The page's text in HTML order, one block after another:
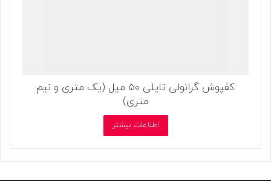
کفپوش گرانولی تایلی 50 میل (یک متری و نیم
متری)
اطلاعات بیشتر